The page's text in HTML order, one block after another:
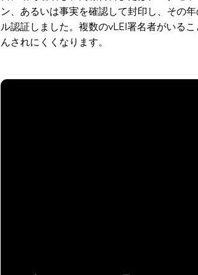
ン、あるいは事実を確認して封印し、その
ル認証しました。複数のvLEI署名者がいる
んされにくくなります。